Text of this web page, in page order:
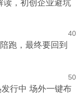
读，初创企业避坑
0
4
跑，最终要回到
0
5
行中 场外一键布